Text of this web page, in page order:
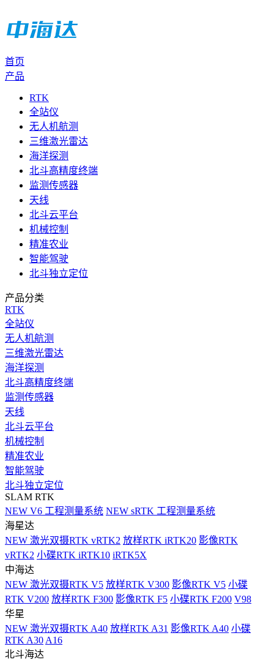
首页
产品
RTK
全站仪
无人机航测
三维激光雷达
海洋探测
北斗高精度终端
监测传感器
天线
北斗云平台
机械控制
精准农业
智能驾驶
北斗独立定位
产品分类
RTK
全站仪
无人机航测
三维激光雷达
海洋探测
北斗高精度终端
监测传感器
天线
北斗云平台
机械控制
精准农业
智能驾驶
北斗独立定位
SLAM RTK
NEW V6 工程测量系统 NEW sRTK 工程测量系统
海星达
NEW 激光双摄RTK vRTK2 放样RTK iRTK20 影像RTK
vRTK2 小碟RTK iRTK10 iRTK5X
中海达
NEW 激光双摄RTK V5 放样RTK V300 影像RTK V5 小碟
RTK V200 放样RTK F300 影像RTK F5 小碟RTK F200 V98
华星
NEW 激光双摄RTK A40 放样RTK A31 影像RTK A40 小碟
RTK A30 A16
北斗海达